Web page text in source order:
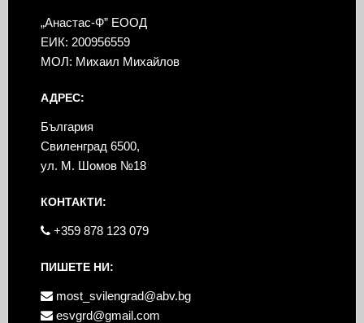
„Анастас-Ф” ЕООД
ЕИК: 200956559
МОЛ: Михаил Михайлов
АДРЕС:
България
Свиленград 6500,
ул. М. Шомов №18
КОНТАКТИ:
+359 878 123 079
ПИШЕТЕ НИ:
most_svilengrad@abv.bg
esvgrd@gmail.com